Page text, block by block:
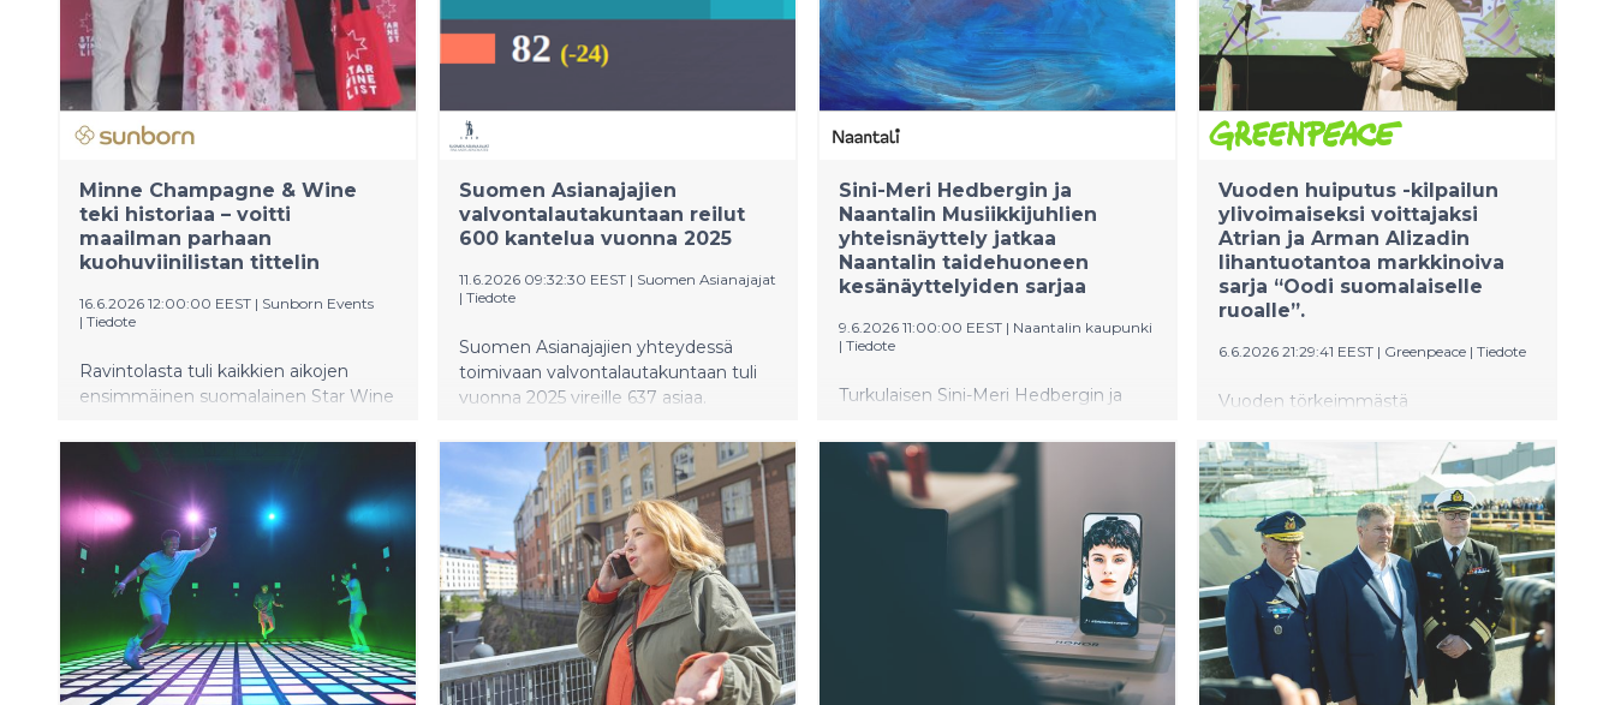
nappasi puolestaan Acer
Chromebook 314.
Minne Champagne & Wine
teki historiaa – voitti
maailman parhaan
kuohuviinilistan tittelin
16.6.2026 12:00:00 EEST | Sunborn Events
| Tiedote
Ravintolasta tuli kaikkien aikojen
ensimmäinen suomalainen Star Wine
Suomen Asianajajien
valvontalautakuntaan reilut
600 kantelua vuonna 2025
11.6.2026 09:32:30 EEST | Suomen Asianajajat
| Tiedote
Suomen Asianajajien yhteydessä
toimivaan valvontalautakuntaan tuli
vuonna 2025 vireille 637 asiaa.
kanteluiden näyttää olevan
asettumassa yli kuuteensataan
kanteluun vuodessa. Vuonna 2024
tuli vireille ennätykselliset 643 asiaa.
Sini-Meri Hedbergin ja
Naantalin Musiikkijuhlien
yhteisnäyttely jatkaa
Naantalin taidehuoneen
kesänäyttelyiden sarjaa
9.6.2026 11:00:00 EEST | Naantalin kaupunki
| Tiedote
Turkulaisen Sini-Meri Hedbergin ja
jatkuu jo toista vuotta peräkkäin.
Hedbergin näyttely Merellisiä on
nähtävillä Naantalin taidehuoneella
9.–28.6.2026. Näyttelyyn on vapaa
Vuoden huiputus -kilpailun
ylivoimaiseksi voittajaksi
Atrian ja Arman Alizadin
lihantuotantoa markkinoiva
sarja “Oodi suomalaiselle
ruoalle”.
6.6.2026 21:29:41 EEST | Greenpeace | Tiedote
Vuoden törkeimmästä
Huiputus -palkinnon voittaja on Atrian
ja tv-kasvo Arman Alizadin sarja “Oodi
suomalaiselle ruoalle”. Voittaja
julkistettiin lauantaina 6.6.
Greenpeacen Nousu-festivaalien
yhteydessä Helsingin Tekstin talolla.
Greenpeacen järjestämässä Vuoden
Huiputus -kilpailussa palkitaan
viestintä- tai markkinointiteko, joka
esittää katteettomia ympäristö- tai